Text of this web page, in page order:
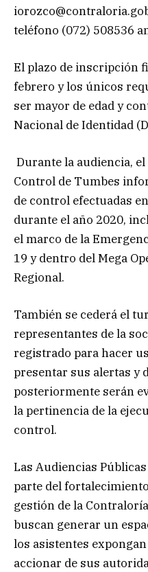
teléfono (072) 508536
El plazo de inscripción
febrero y los únicos
ser mayor de edad y
Nacional de Identidad
Durante la audiencia,
Control de Tumbes
de control efectuadas
durante el año 2020,
el marco de la
19 y dentro del Mega
Regional.
También se cederá el
representantes de la
registrado para hacer
presentar sus alertas y
posteriormente serán
la pertinencia de la
control.
Las Audiencias
parte del
gestión de la
buscan generar un
los asistentes
accionar de sus